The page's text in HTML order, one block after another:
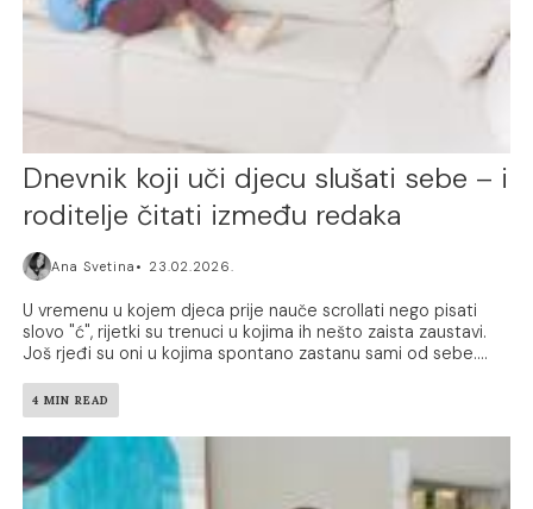
Dnevnik koji uči djecu slušati sebe – i
roditelje čitati između redaka
Ana Svetina 23.02.2026.
U vremenu u kojem djeca prije nauče scrollati nego pisati
slovo "ć", rijetki su trenuci u kojima ih nešto zaista zaustavi.
Još rjeđi su oni u kojima spontano zastanu sami od sebe....
4 MIN READ